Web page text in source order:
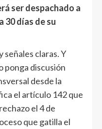
ser despachado a
30 días de su
señales claras. Y
ponga discusión
desde la
el artículo 142 que
el 4 de
que gatilla el